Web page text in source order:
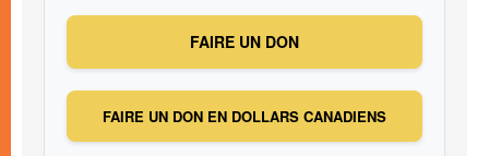
FAIRE UN DON
FAIRE UN DON EN DOLLARS CANADIENS